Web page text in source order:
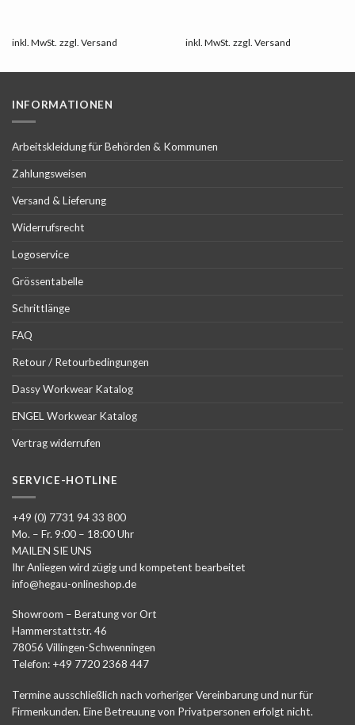
inkl. MwSt. zzgl. Versand inkl. MwSt. zzgl. Versand
INFORMATIONEN
Arbeitskleidung für Behörden & Kommunen
Zahlungsweisen
Versand & Lieferung
Widerrufsrecht
Logoservice
Grössentabelle
Schrittlänge
FAQ
Retour / Retourbedingungen
Dassy Workwear Katalog
ENGEL Workwear Katalog
Vertrag widerrufen
SERVICE-HOTLINE
+49 (0) 7731 94 33 800
Mo. – Fr. 9:00 – 18:00 Uhr
MAILEN SIE UNS
Ihr Anliegen wird zügig und kompetent bearbeitet
info@hegau-onlineshop.de
Showroom – Beratung vor Ort
Hammerstattstr. 46
78056 Villingen-Schwenningen
Telefon: +49 7720 2368 447
Termine ausschließlich nach vorheriger Vereinbarung und nur für
Firmenkunden. Eine Betreuung von Privatpersonen erfolgt nicht.